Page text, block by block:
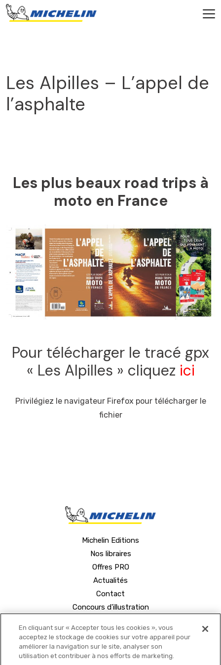
Les Alpilles – L’appel de
l’asphalte
Les plus beaux road trips à
moto en France
Pour télécharger le tracé gpx
« Les Alpilles » cliquez ici
Privilégiez le navigateur Firefox pour télécharger le
fichier
Michelin Editions
Nos libraires
Offres PRO
Actualités
Contact
Concours d'illustration
En cliquant sur « Accepter tous les cookies », vous
acceptez le stockage de cookies sur votre appareil pour
améliorer la navigation sur le site, analyser son
utilisation et contribuer à nos efforts de marketing.